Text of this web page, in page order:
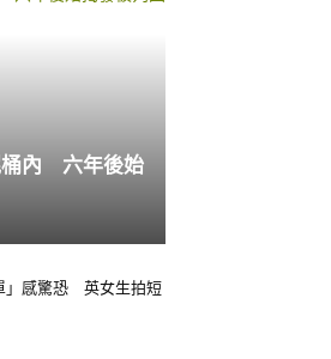
桶內 六年後始
」感驚恐 英女生拍短